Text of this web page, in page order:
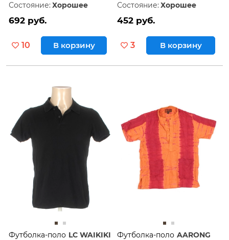
Состояние: Хорошее
692 руб.
10 В корзину
Состояние: Хорошее
452 руб.
3 В корзину
Футболка-поло LC WAIKIKI Футболка-поло AARONG